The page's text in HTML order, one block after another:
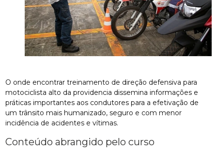
O onde encontrar treinamento de direção defensiva para
motociclista alto da providencia dissemina informações e
práticas importantes aos condutores para a efetivação de
um trânsito mais humanizado, seguro e com menor
incidência de acidentes e vítimas.
Conteúdo abrangido pelo curso